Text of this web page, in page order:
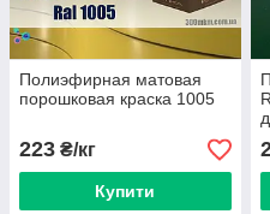
Полиэфирная матовая
порошковая краска 1005
223 ₴/кг
Купити